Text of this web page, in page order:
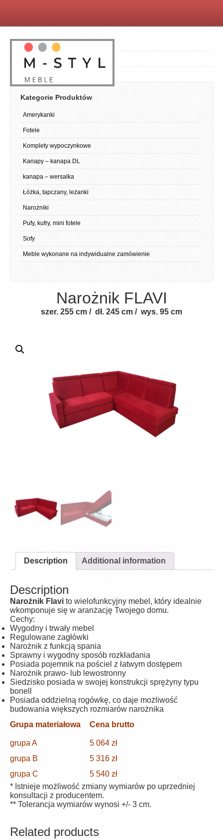
Kategorie Produktów
Amerykanki
Fotele
Komplety wypoczynkowe
Kanapy – kanapa DL
kanapa – wersalka
Łóżka, tapczany, leżanki
Narożniki
Pufy, kufry, mini fotele
Sofy
Meble wykonane na indywidualne zamówienie
Narożnik FLAVI
szer. 255 cm / dł. 245 cm / wys. 95 cm
Description Additional information
Description
Narożnik Flavi to wielofunkcyjny mebel, który idealnie
wkomponuje się w aranżację Twojego domu.
Cechy:
Wygodny i trwały mebel
Regulowane zagłówki
Narożnik z funkcją spania
Sprawny i wygodny sposób rozkładania
Posiada pojemnik na pościel z łatwym dostępem
Narożnik prawo- lub lewostronny
Siedzisko posiada w swojej konstrukcji sprężyny typu
bonell
Posiada oddzielną rogówkę, co daje możliwość
budowania większych rozmiarów narożnika
Grupa materiałowa
Cena brutto
grupa A
5 064 zł
grupa B
5 316 zł
grupa C
5 540 zł
* Istnieje możliwość zmiany wymiarów po uprzedniej
konsultacji z producentem.
** Tolerancja wymiarów wynosi +/- 3 cm.
Related products